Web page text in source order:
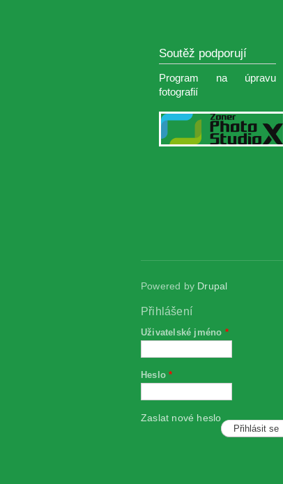
Soutěž podporují
Program na úpravu
fotografií
Powered by Drupal
Přihlášení
Uživatelské jméno *
Heslo*
Zaslat nové heslo